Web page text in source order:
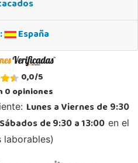
Gines
España
0,0/5
0opiniones
Lunes a Viernes de 9:30
de 9:30 a 13:00 en el
laborables)